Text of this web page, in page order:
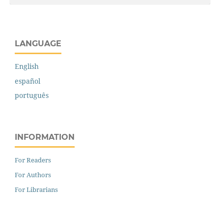
LANGUAGE
English
español
português
INFORMATION
For Readers
For Authors
For Librarians